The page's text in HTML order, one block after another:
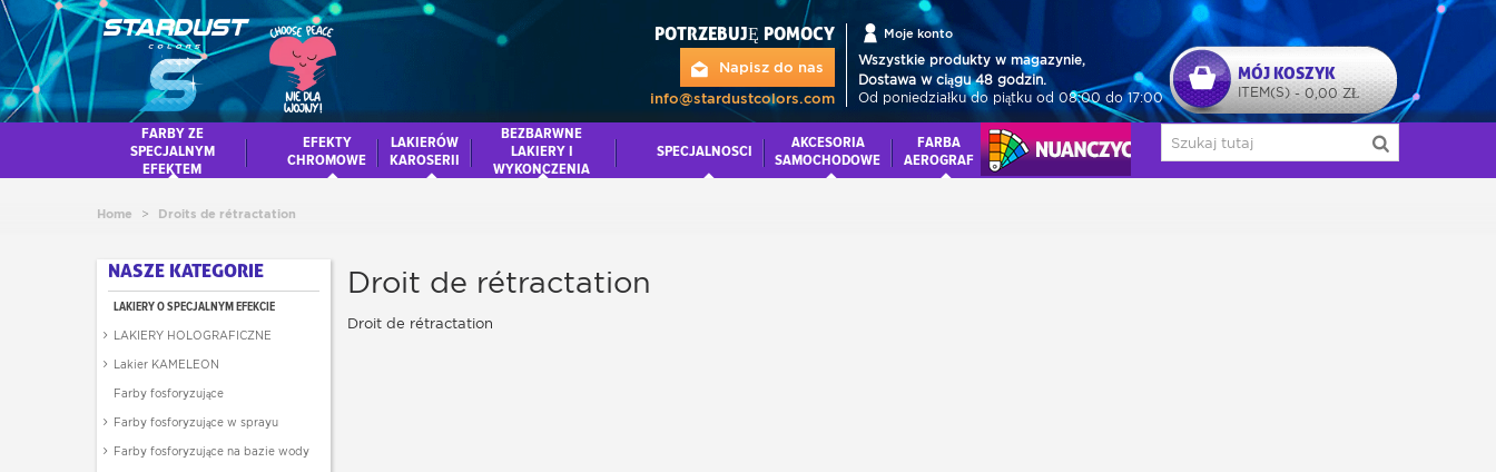
MÓJ KOSZYK
ITEM(S) - 0,00 ZŁ
POTRZEBUJĘ POMOCY
Napisz do nas
info@stardustcolors.com
Moje konto
Wszystkie produkty w magazynie,
Dostawa w ciągu 48 godzin.
Od poniedziałku do piątku od 08:00 do 17:00
FARBY ZE
SPECJALNYM
EFEKTEM
EFEKTY
CHROMOWE
LAKIERÓW
KAROSERII
BEZBARWNE
LAKIERY I
WYKONCZENIA
SPECJALNOSCI
AKCESORIA
SAMOCHODOWE
FARBA
AEROGRAF
NUAŃCZYCY
Home > Droits de rétractation
NASZE KATEGORIE
LAKIERY O SPECJALNYM EFEKCIE
LAKIERY HOLOGRAFICZNE
Lakier KAMELEON
Farby fosforyzujące
Farby fosforyzujące w sprayu
Farby fosforyzujące na bazie wody
Droit de rétractation
Droit de rétractation